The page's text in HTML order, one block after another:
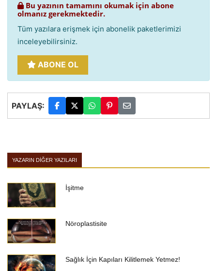
Bu yazının tamamını okumak için abone
olmanız gerekmektedir.
Tüm yazılara erişmek için abonelik paketlerimizi
inceleyebilirsiniz.
ABONE OL
PAYLAŞ:
YAZARIN DIĞER YAZILARI
İşitme
Nöroplastisite
Sağlık İçin Kapıları Kilitlemek Yetmez!